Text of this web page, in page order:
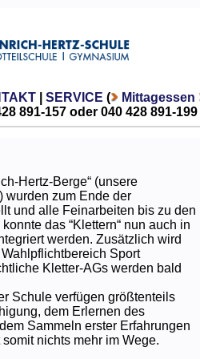
| SERVICE (
Mittagessen
891-157 oder 040 428 891-199
Hertz-Berge“ (unsere
wurden zum Ende der
und alle Feinarbeiten bis zu den
das “Klettern“ nun auch in
werden. Zusätzlich wird
Sport
Kletter-AGs werden bald
Schule verfügen größtenteils
dem Erlernen des
Sammeln erster Erfahrungen
nichts mehr im Wege.